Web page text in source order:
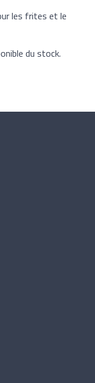
les frites et le
du stock.